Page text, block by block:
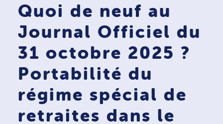
Quoi de neuf au
Journal Officiel du
31 octobre 2025 ?
Portabilité du
régime spécial de
retraites dans le